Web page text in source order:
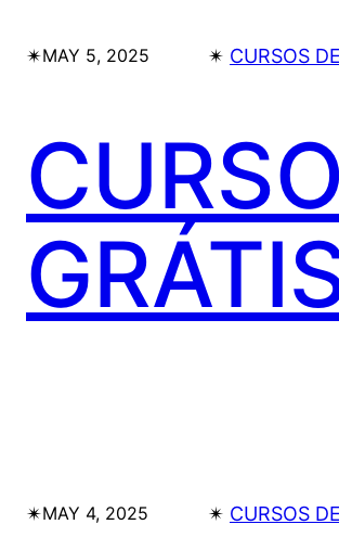
✴︎MAY 5, 2025 ✴︎ CURSOS
✴︎MAY 4, 2025 ✴︎ CURSOS